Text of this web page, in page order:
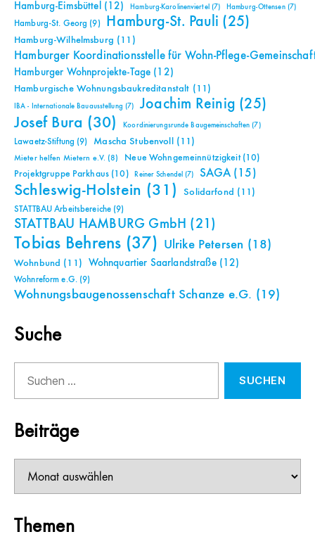
Hamburg-Eimsbüttel (12) Hamburg-Karolinenviertel (7) Hamburg-Ottensen(7)
Hamburg-St. Georg (9) Hamburg-St. Pauli (25)
Hamburg-Wilhelmsburg (11)
Hamburger Koordinationsstelle für Wohn-Pflege-
Hamburger Wohnprojekte-Tage (12)
Hamburgische Wohnungsbaukreditanstalt (11)
IBA - Internationale Bauausstellung (7) Joachim Reinig (25)
Josef Bura (30) Koordinierungsrunde Baugemeinschaften (7)
Lawaetz-Stiftung (9) Mascha Stubenvoll (11)
Mieter helfen Mietern e.V. (8) Neue Wohngemeinnützigkeit(10)
Projektgruppe Parkhaus (10) Reiner Schendel (7) SAGA(15)
Schleswig-Holstein (31) Solidarfond (11)
STATTBAU Arbeitsbereiche (9)
STATTBAU HAMBURG GmbH (21)
Tobias Behrens (37) Ulrike Petersen (18)
Wohnbund (11) Wohnquartier Saarlandstraße(12)
Wohnreform e.G.(9)
Wohnungsbaugenossenschaft Schanze e.G. (19)
Suche
nach:
Beiträge
Themen